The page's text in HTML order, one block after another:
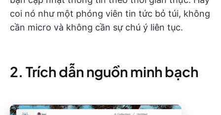
coi nó như một phóng viên tin tức bỏ túi, không
cần micro và không cần sự chú ý liên tục.
2. Trích dẫn nguồn minh bạch